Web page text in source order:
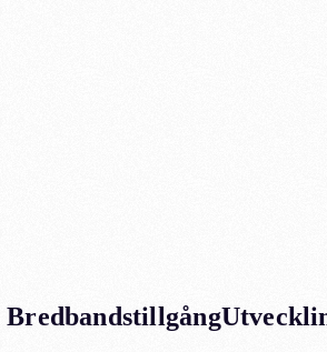
Bredbandstillgång